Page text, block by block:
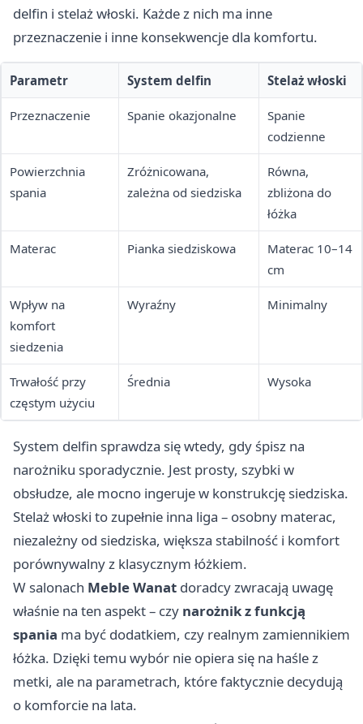
delfin i stelaż włoski. Każde z nich ma inne
przeznaczenie i inne konsekwencje dla komfortu.
Parametr System delfin Stelaż włoski
Przeznaczenie Spanie okazjonalne
Spanie
codzienne
Powierzchnia
spania
Zróżnicowana,
zależna od siedziska
Równa,
zbliżona do
łóżka
Materac Pianka siedziskowa
Materac 10–14
cm
Wpływ na
komfort
siedzenia
Wyraźny Minimalny
Trwałość przy
częstym użyciu
Średnia Wysoka
System delfin sprawdza się wtedy, gdy śpisz na
narożniku sporadycznie. Jest prosty, szybki w
obsłudze, ale mocno ingeruje w konstrukcję siedziska.
Stelaż włoski to zupełnie inna liga – osobny materac,
niezależny od siedziska, większa stabilność i komfort
porównywalny z klasycznym łóżkiem.
W salonach Meble Wanat doradcy zwracają uwagę
właśnie na ten aspekt – czy narożnik z funkcją
spania ma być dodatkiem, czy realnym zamiennikiem
łóżka. Dzięki temu wybór nie opiera się na haśle z
metki, ale na parametrach, które faktycznie decydują
o komforcie na lata.